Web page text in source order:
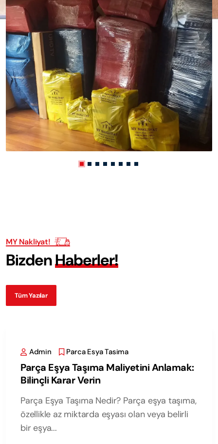
MY Nakliyat!
BizdenHaberler!
Tüm Yazılar
Admin Parca Esya Tasima
Parça Eşya Taşıma Maliyetini Anlamak:
Bilinçli Karar Verin
Parça Eşya Taşıma Nedir? Parça eşya taşıma,
özellikle az miktarda eşyası olan veya belirli
bir eşya...